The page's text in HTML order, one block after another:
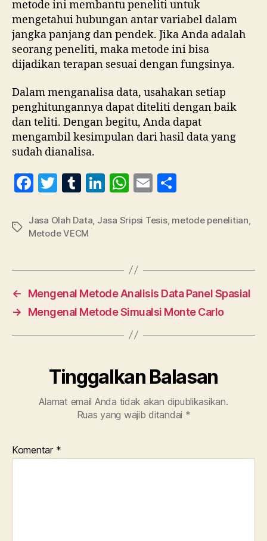
metode ini membantu peneliti untuk
mengetahui hubungan antar variabel dalam
jangka panjang dan pendek. Jika Anda adalah
seorang peneliti, maka metode ini bisa
dijadikan terapan sesuai dengan fungsinya.
Dalam menganalisa data, usahakan setiap
penghitungannya dapat diteliti dengan baik
dan teliti. Dengan begitu, Anda dapat
mengambil kesimpulan dari hasil data yang
sudah dianalisa.
F
c
e
o
o
k
T
itt
er
T
m
bl
Li
k
n
W
at
A
p
p
E
ai a
Tag
Jasa Olah Data Jasa Sripsi Tesis, metode penelitian
Metode VECM
←
Mengenal Metode Analisis Data Panel Spasial
→
Mengenal Metode Simualsi Monte Carlo
Tinggalkan Balasan
Alamat email Anda tidak akan dipublikasikan.
Ruas yang wajib ditandai *
Komentar *